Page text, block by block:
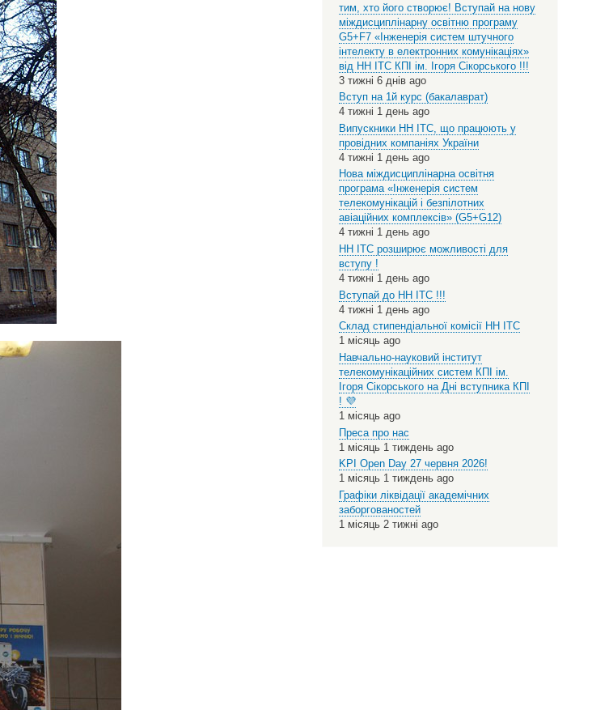
тим, хто його створює! Вступай на нову
міждисциплінарну освітню програму
G5+F7 «Інженерія систем штучного
інтелекту в електронних комунікаціях»
від НН ІТС КПІ ім. Ігоря Сікорського !!!
3 тижні 6 днів ago
Вступ на 1й курс (бакалаврат)
4 тижні 1 день ago
Випускники НН ІТС, що працюють у
провідних компаніях України
4 тижні 1 день ago
Нова міждисциплінарна освітня
програма «Інженерія систем
телекомунікацій і безпілотних
авіаційних комплексів» (G5+G12)
4 тижні 1 день ago
НН ІТС розширює можливості для
вступу !
4 тижні 1 день ago
Вступай до НН ІТС !!!
4 тижні 1 день ago
Склад стипендіальної комісії НН ІТС
1 місяць ago
Навчально-науковий інститут
телекомунікаційних систем КПІ ім.
Ігоря Сікорського на Дні вступника КПІ
! 💜
1 місяць ago
Преса про нас
1 місяць 1 тиждень ago
KPI Open Day 27 червня 2026!
1 місяць 1 тиждень ago
Графіки ліквідації академічних
заборгованостей
1 місяць 2 тижні ago